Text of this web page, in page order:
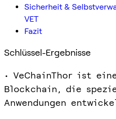
Sicherheit &
VET
Fazit
Schlüssel-Ergebnisse
• VeChainThor ist
Blockchain, die
Anwendungen